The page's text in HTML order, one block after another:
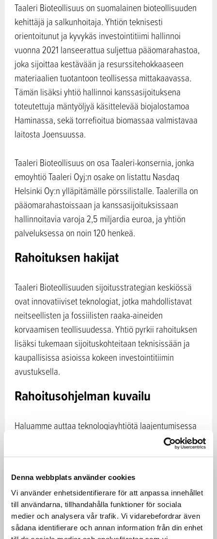
Denna webbplats använder cookies
Vi använder enhetsidentifierare för att anpassa innehållet
till användarna, tillhandahålla funktioner för sociala
medier och analysera vår trafik. Vi vidarebefordrar även
sådana identifierare och annan information från din enhet
Taaleri Bioteollisuus on suomalainen bioteollisuuden
kehittäjä ja salkunhoitaja. Yhtiön teknisesti
orientoitunut ja kyvykäs investointitiimi hallinnoi
vuonna 2021 lanseerattua suljettua pääomarahastoa,
joka sijoittaa kestävään ja resurssitehokkaaseen
materiaalien tuotantoon teollisessa mittakaavassa.
Tämän lisäksi yhtiö hallinnoi kanssasijoituksena
toteutettuja mäntyöljyä käsittelevää biojalostamoa
Haminassa, sekä torrefioitua biomassaa valmistavaa
laitosta Joensuussa.
Taaleri Bioteollisuus on osa Taaleri-konsernia, jonka
emoyhtiö Taaleri Oyj:n osake on listattu Nasdaq
Helsinki Oy:n ylläpitämälle pörssilistalle. Taalerilla on
pääomarahastoissaan ja kanssasijoituksissaan
hallinnoitavia varoja 2,5 miljardia euroa, ja yhtiön
palveluksessa on noin 120 henkeä.
Rahoituksen hakijat
Taaleri Bioteollisuuden sijoitusstrategian keskiössä
ovat innovatiiviset teknologiat, jotka mahdollistavat
neitseellisten ja fossiilisten raaka-aineiden
korvaamisen teollisuudessa. Yhtiö pyrkii rahoituksen
lisäksi tukemaan sijoituskohteitaan teknisissään ja
kaupallisissa asioissa kokeen investointitiimin
avustuksella.
Rahoitusohjelman kuvailu
Haluamme auttaa teknologiayhtiötä laajentumisessa
ja tukea heitä tuotantolaitosinvestoinneissa.
Investointitiimi arvioi jokaista sijoituskohdetta
näkökulmasta. Taaleri Bioteollisuus I rahasto tekee
vain kestäviä sijoituksia, esimerkiksi kohteisiin, jotka
edistävät merkittävästi ilmastonmuutoksen
hillitsemistä.